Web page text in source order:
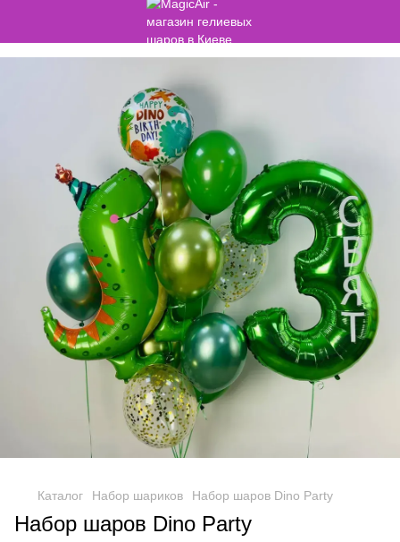
Каталог Набор шариков Набор шаров Dino Party
Набор шаров Dino Party